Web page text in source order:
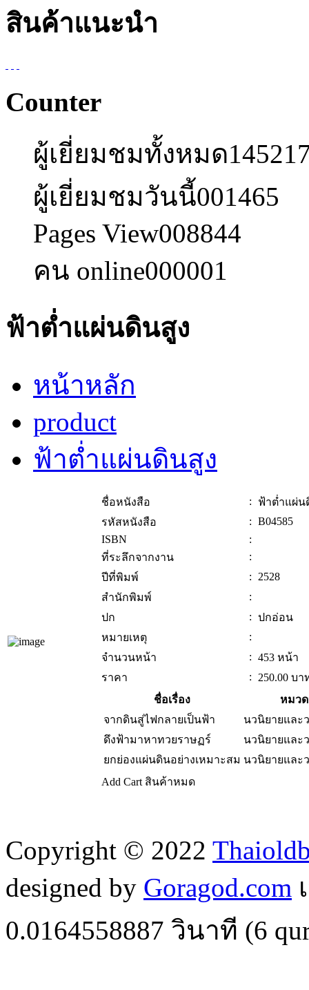
สินค้าแนะนำ
Counter
ผู้เยี่ยมชมทั้งหมด
ผู้เยี่ยมชมวันนี้001465
Pages View008844
คน online000001
ฟ้าต่ำแผ่นดินสูง
หน้าหลัก
product
ฟ้าต่ำแผ่นดินสูง
ชื่อหนังสือ :
ฟ้าต่ำแผ่น
รหัสหนังสือ
: B04585
ISBN
:
ที่ระลึกจากงาน
:
ปีที่พิมพ์
: 2528
สำนักพิมพ์
:
ปก
: ปกอ่อน
หมายเหตุ
:
จำนวนหน้า
: 453 หน้า
ราคา
: 250.00 บา
ชื่อเรื่อง
หมว
จากดินสู่ไฟกลายเป็นฟ้า
นวนิยายและ
ดึงฟ้ามาหาทวยราษฏร์
นวนิยายและ
ยกย่องแผ่นดินอย่างเหมาะสม นวนิยายและ
Add Cart สินค้าหมด
Copyright © 2022
designed by Goragod.com
0.0164558887 วินาที (6